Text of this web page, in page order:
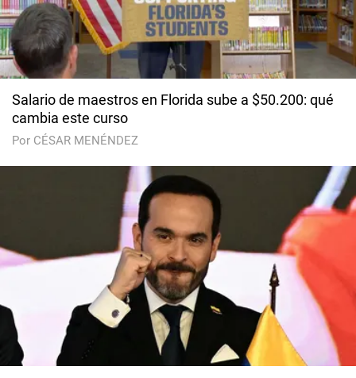
Salario de maestros en Florida sube a $50.200: qué
cambia este curso
Por CÉSAR MENÉNDEZ